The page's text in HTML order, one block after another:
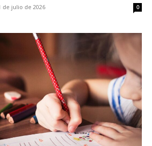
de julio de 2026 0